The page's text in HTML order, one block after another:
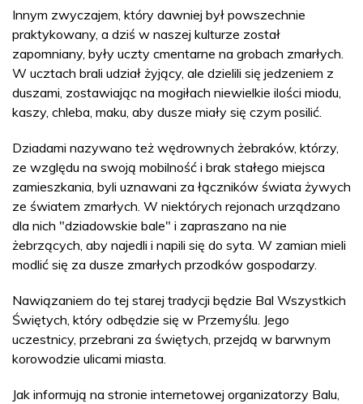
Innym zwyczajem, który dawniej był powszechnie
praktykowany, a dziś w naszej kulturze został
zapomniany, były uczty cmentarne na grobach zmarłych.
W ucztach brali udział żyjący, ale dzielili się jedzeniem z
duszami, zostawiając na mogiłach niewielkie ilości miodu,
kaszy, chleba, maku, aby dusze miały się czym posilić.
Dziadami nazywano też wędrownych żebraków, którzy,
ze względu na swoją mobilność i brak stałego miejsca
zamieszkania, byli uznawani za łączników świata żywych
ze światem zmarłych. W niektórych rejonach urządzano
dla nich "dziadowskie bale" i zapraszano na nie
żebrzących, aby najedli i napili się do syta. W zamian mieli
modlić się za dusze zmarłych przodków gospodarzy.
Nawiązaniem do tej starej tradycji będzie Bal Wszystkich
Świętych, który odbędzie się w Przemyślu. Jego
uczestnicy, przebrani za świętych, przejdą w barwnym
korowodzie ulicami miasta.
Jak informują na stronie internetowej organizatorzy Balu,